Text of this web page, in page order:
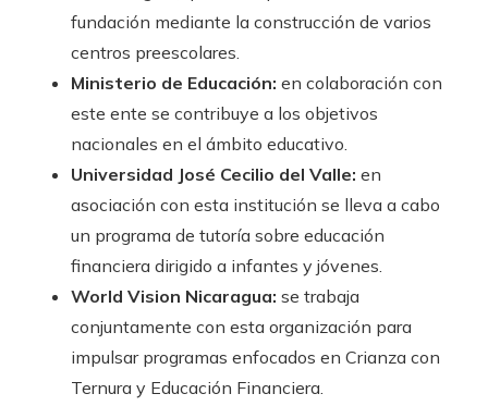
fundación mediante la construcción de varios
centros preescolares.
Ministerio de Educación: en colaboración con
este ente se contribuye a los objetivos
nacionales en el ámbito educativo.
Universidad José Cecilio del Valle: en
asociación con esta institución se lleva a cabo
un programa de tutoría sobre educación
financiera dirigido a infantes y jóvenes.
World Vision Nicaragua: se trabaja
conjuntamente con esta organización para
impulsar programas enfocados en Crianza con
Ternura y Educación Financiera.